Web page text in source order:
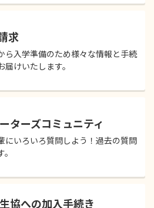
求
ら入学準備のため様々な情報と手続
届けいたします。
ターズコミュニティ
にいろいろ質問しよう！過去の質問
協への加入手続き